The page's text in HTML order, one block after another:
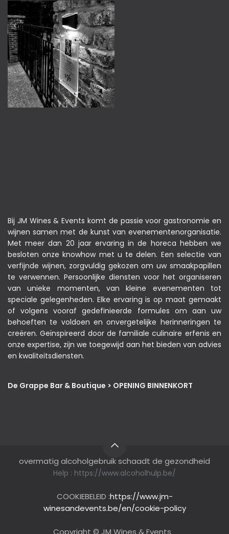
Bij JM Wines & Events komt de passie voor gastronomie en
wijnen samen met de kunst van evenementenorganisatie.
Met meer dan 20 jaar ervaring in de horeca hebben we
besloten onze knowhow met u te delen. Een selectie van
verfijnde wijnen, zorgvuldig gekozen om uw smaakpapillen
te verwennen. Persoonlijke diensten voor het organiseren
van unieke momenten, van kleine evenementen tot
speciale gelegenheden. Elke ervaring is op maat gemaakt
of volgens vooraf gedefinieerde formules om aan uw
behoeften te voldoen en onvergetelijke herinneringen te
creëren. Geïnspireerd door de familiale culinaire erfenis en
onze expertise, zijn we toegewijd aan het bieden van advies
en kwaliteitsdiensten.
De Grappe Bar & Boutique > OPENING BINNENKORT
overmatig alcoholgebruik schaadt de gezondheid
Help : https://www.alcoholhulp.be/
COOKIEBELEID :https://www.jm-
winesandevents.be/en/cookie-policy
Copyright © JM Wines & Events